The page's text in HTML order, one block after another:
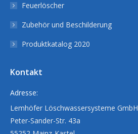
Feuerlöscher
Zubehör und Beschilderung
Produktkatalog 2020
Kontakt
Adresse:
Lemhöfer Löschwassersysteme GmbH
Peter-Sander-Str. 43a